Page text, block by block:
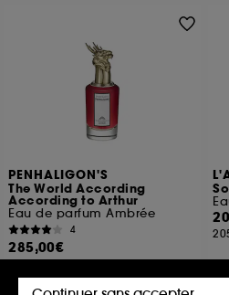
PENHALIGON'S
The World According
According to Arthur
Eau de parfum Ambrée
4
285,00€
380,00€ /100ml